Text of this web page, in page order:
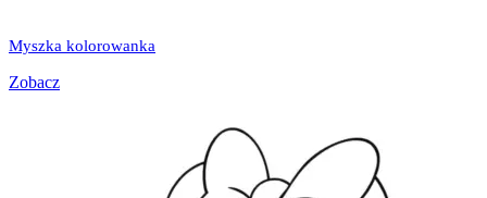
Myszka kolorowanka
Zobacz